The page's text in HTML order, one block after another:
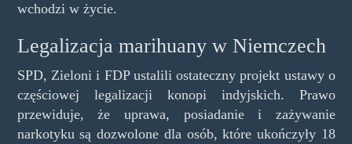
wchodzi w życie.
Legalizacja marihuany w Niemczech
SPD, Zieloni i FDP ustalili ostateczny projekt ustawy o
częściowej legalizacji konopi indyjskich. Prawo
przewiduje, że uprawa, posiadanie i zażywanie
narkotyku są dozwolone dla osób, które ukończyły 18